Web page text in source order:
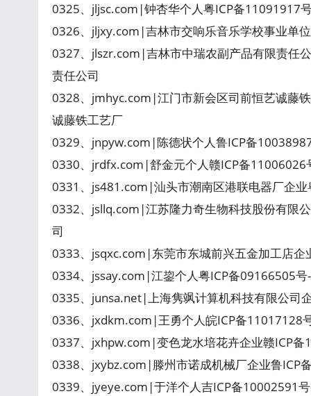
0325、jljsc.com|钟杏华个人粤ICP备11091917
0326、jljxy.com|吉林市交响乐音乐学校事业单
0327、jlszr.com|吉林市中瑞农副产品有限责任
责任公司
0328、jmhyc.com|江门市新会区司前恒艺诚藤
诚藤铁工艺厂
0329、jnpyw.com|陈德状个人鲁ICP备
0330、jrdfx.com|舒金元个人赣ICP备11006026
0331、js481.com|汕头市潮南区港联电器厂企
0332、jsllq.com|江苏隆力奇生物科技股份有限
司
0333、jsqxc.com|东莞市东城前兴五金加工店
0334、jssay.com|江鋆个人粤ICP备09166505号
0335、junsa.net|上海隽飒计算机科技有限公司
0336、jxdkm.com|王勇个人皖ICP备11017128
0337、jxhpw.com|变色龙水培花卉企业赣ICP备
0338、jxybz.com|滕州市诺成机械厂企业鲁ICP
0339、jyeye.com|于洋个人吉ICP备10002591